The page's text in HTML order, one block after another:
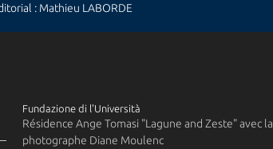
: Mathieu LABORDE
Fundazione di l'Università
Résidence Ange Tomasi "Lagune and Zeste" avec la
photographe Diane Moulenc